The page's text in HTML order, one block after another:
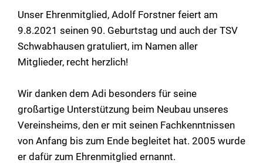
Unser Ehrenmitglied, Adolf Forstner feiert am
9.8.2021 seinen 90. Geburtstag und auch der TSV
Schwabhausen gratuliert, im Namen aller
Mitglieder, recht herzlich!
Wir danken dem Adi besonders für seine
großartige Unterstützung beim Neubau unseres
Vereinsheims, den er mit seinen Fachkenntnissen
von Anfang bis zum Ende begleitet hat. 2005 wurde
er dafür zum Ehrenmitglied ernannt.